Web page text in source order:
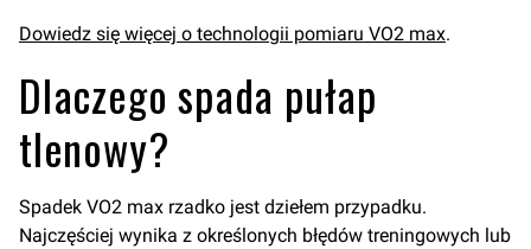
Dowiedz się więcej o technologii pomiaru VO2 max.
Dlaczego spada pułap
tlenowy?
Spadek VO2 max rzadko jest dziełem przypadku.
Najczęściej wynika z określonych błędów treningowych lub